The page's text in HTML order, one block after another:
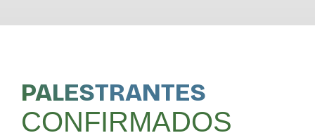
PALESTRANTES
CONFIRMADOS